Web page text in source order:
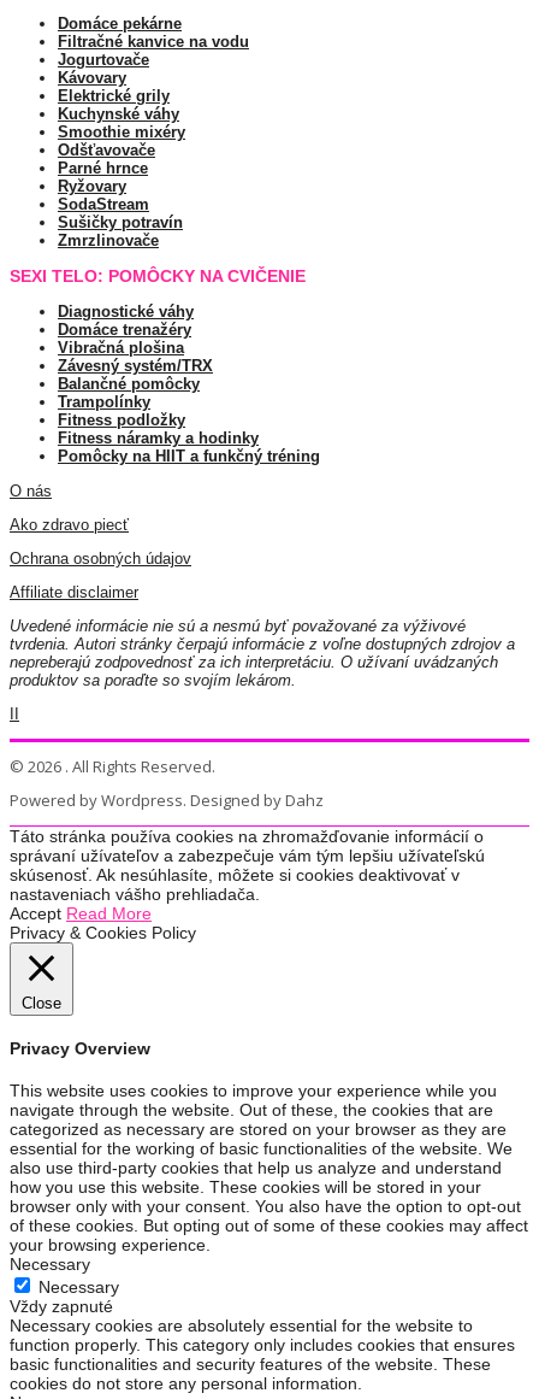
Domáce pekárne
Filtračné kanvice na vodu
Jogurtovače
Kávovary
Elektrické grily
Kuchynské váhy
Smoothie mixéry
Odšťavovače
Parné hrnce
Ryžovary
SodaStream
Sušičky potravín
Zmrzlinovače
SEXI TELO: POMÔCKY NA CVIČENIE
Diagnostické váhy
Domáce trenažéry
Vibračná plošina
Závesný systém/TRX
Balančné pomôcky
Trampolínky
Fitness podložky
Fitness náramky a hodinky
Pomôcky na HIIT a funkčný tréning
O nás
Ako zdravo piecť
Ochrana osobných údajov
Affiliate disclaimer
Uvedené informácie nie sú a nesmú byť považované za výživové
tvrdenia. Autori stránky čerpajú informácie z voľne dostupných zdrojov a
nepreberajú zodpovednosť za ich interpretáciu. O užívaní uvádzaných
produktov sa poraďte so svojím lekárom.
© 2026 . All Rights Reserved.
Powered by Wordpress. Designed by Dahz
Táto stránka používa cookies na zhromažďovanie informácií o
správaní užívateľov a zabezpečuje vám tým lepšiu užívateľskú
skúsenosť. Ak nesúhlasíte, môžete si cookies deaktivovať v
nastaveniach vášho prehliadača.
Accept Read More
Privacy & Cookies Policy
Close
Privacy Overview
This website uses cookies to improve your experience while you
navigate through the website. Out of these, the cookies that are
categorized as necessary are stored on your browser as they are
essential for the working of basic functionalities of the website. We
also use third-party cookies that help us analyze and understand
how you use this website. These cookies will be stored in your
browser only with your consent. You also have the option to opt-out
of these cookies. But opting out of some of these cookies may affect
your browsing experience.
Necessary
Necessary
Vždy zapnuté
Necessary cookies are absolutely essential for the website to
function properly. This category only includes cookies that ensures
basic functionalities and security features of the website. These
cookies do not store any personal information.